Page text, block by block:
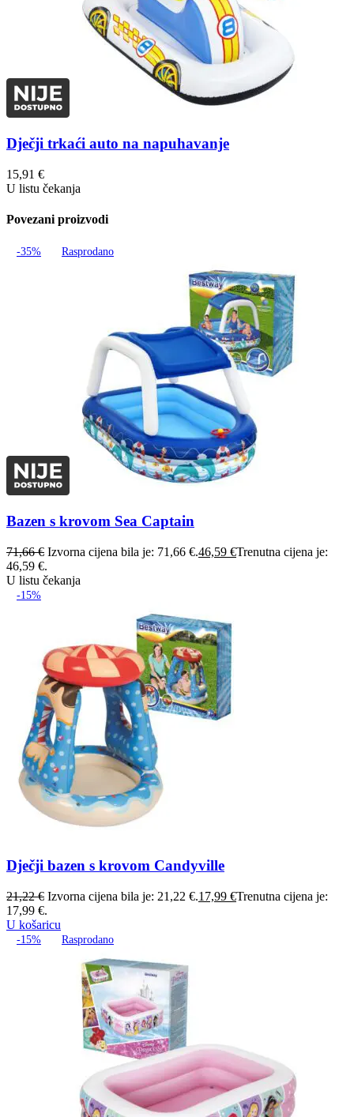
Dječji trkaći auto na napuhavanje
15,91 €
U listu čekanja
Povezani proizvodi
-35% Rasprodano
Bazen s krovom Sea Captain
71,66€ Izvorna cijena bila je: 71,66 €.46,59 €Trenutna cijena je:
46,59 €.
U listu čekanja
-15%
Dječji bazen s krovom Candyville
21,22€ Izvorna cijena bila je: 21,22 €.17,99 €Trenutna cijena je:
17,99 €.
U košaricu
-15% Rasprodano